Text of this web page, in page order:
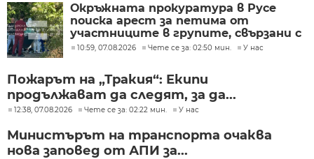
Окръжната прокуратура в Русе
поиска арест за петима от
участниците в групите, свързани с
разбитата лаборатория за
10:59, 07.08.2026 Чете се за: 02:50 мин. У нас
Пожарът на „Тракия“: Екипи
продължават да следят, за да...
12:38, 07.08.2026 Чете се за: 02:22 мин. У нас
Министърът на транспорта очаква
нова заповед от АПИ за...